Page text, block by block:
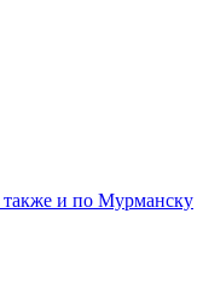
также и по Мурманску